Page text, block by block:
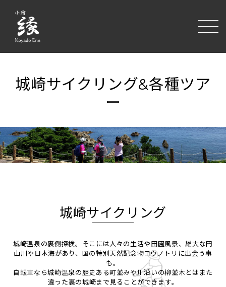
城崎サイクリング&各種ツア
ー
城崎サイクリング
城崎温泉の裏側探検。そこには人々の生活や田園風景、雄大な円
山川や日本海があり、国の特別天然記念物コウノトリに出会う事
も。
自転車なら城崎温泉の歴史ある町並みや川沿いの柳並木とはまた
違った裏の城崎まで見ることができます。